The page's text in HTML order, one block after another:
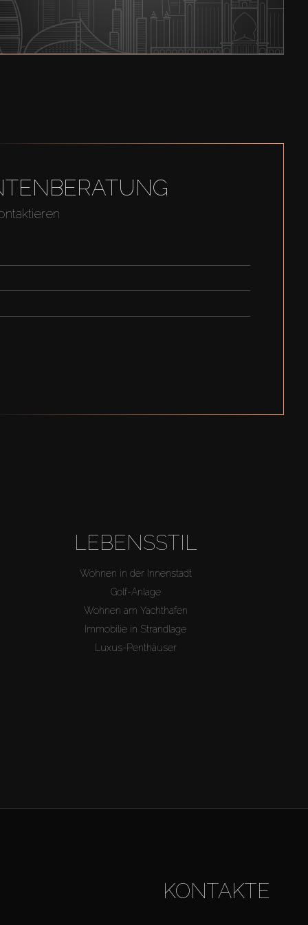
LEBENSSTIL
Wohnen in der Innenstadt
Golf-Anlage
Wohnen am Yachthafen
Immobilie in Strandlage
Luxus-Penthäuser
KONTAKTE